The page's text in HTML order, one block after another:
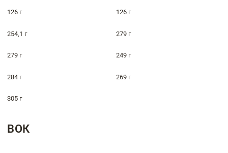
126 г 126 г
254,1 г 279 г
279 г 249 г
284 г 269 г
305 г
ВОК